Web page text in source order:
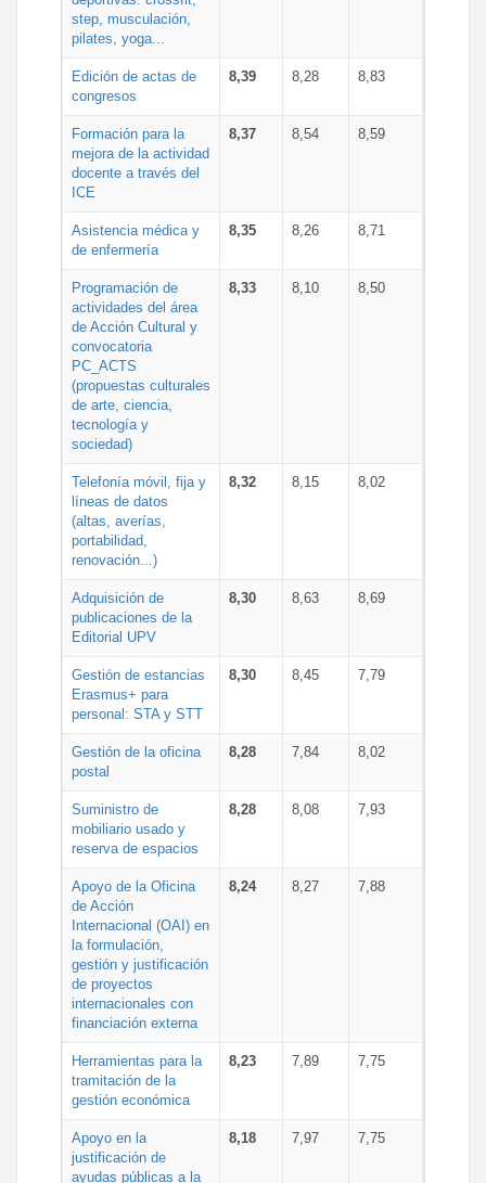
step, musculación,
pilates, yoga...
Edición de actas de
congresos
8,39 8,28 8,83
Formación para la
mejora de la actividad
docente a través del
ICE
8,37 8,54 8,59
Asistencia médica y
de enfermería
8,35 8,26 8,71
Programación de
actividades del área
de Acción Cultural y
convocatoria
PC_ACTS
(propuestas culturales
de arte, ciencia,
tecnología y
sociedad)
8,33 8,10 8,50
Telefonía móvil, fija y
líneas de datos
(altas, averías,
portabilidad,
renovación...)
8,32 8,15 8,02
Adquisición de
publicaciones de la
Editorial UPV
8,30 8,63 8,69
Gestión de estancias
Erasmus+ para
personal: STA y STT
8,30 8,45 7,79
Gestión de la oficina
postal
8,28 7,84 8,02
Suministro de
mobiliario usado y
reserva de espacios
8,28 8,08 7,93
Apoyo de la Oficina
de Acción
Internacional (OAI) en
la formulación,
gestión y justificación
de proyectos
internacionales con
financiación externa
8,24 8,27 7,88
Herramientas para la
tramitación de la
gestión económica
8,23 7,89 7,75
Apoyo en la
justificación de
ayudas públicas a la
8,18 7,97 7,75